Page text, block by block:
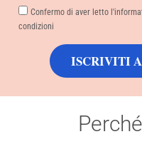
Confermo di aver letto
condizioni
ISCRIVITI